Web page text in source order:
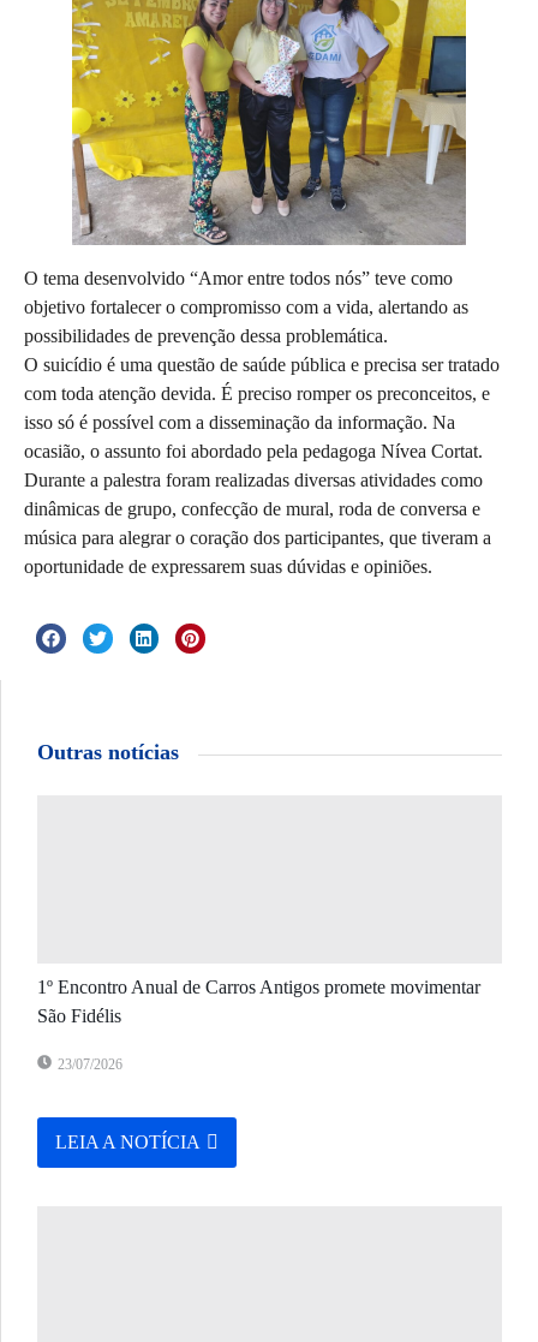
O tema desenvolvido “Amor entre todos nós” teve como
objetivo fortalecer o compromisso com a vida, alertando as
possibilidades de prevenção dessa problemática.
O suicídio é uma questão de saúde pública e precisa ser tratado
com toda atenção devida. É preciso romper os preconceitos, e
isso só é possível com a disseminação da informação. Na
ocasião, o assunto foi abordado pela pedagoga Nívea Cortat.
Durante a palestra foram realizadas diversas atividades como
dinâmicas de grupo, confecção de mural, roda de conversa e
música para alegrar o coração dos participantes, que tiveram a
oportunidade de expressarem suas dúvidas e opiniões.
Outras notícias
1º Encontro Anual de Carros Antigos promete movimentar
São Fidélis
23/07/2026
LEIA A NOTÍCIA